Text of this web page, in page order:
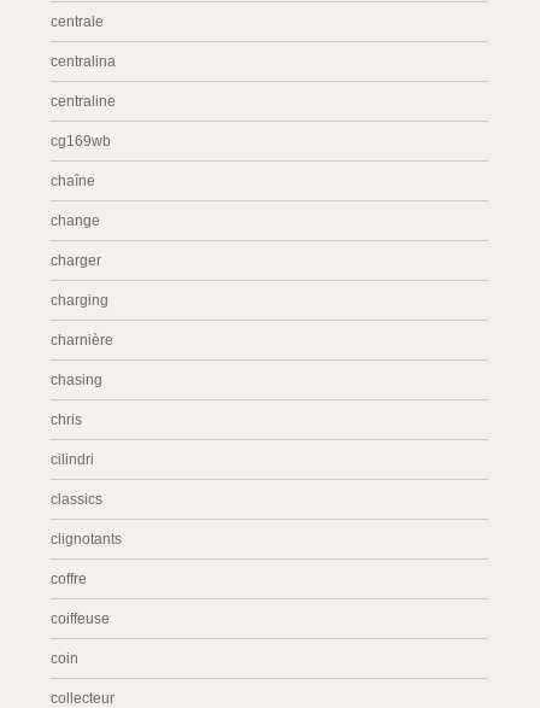
centrale
centralina
centraline
cg169wb
chaîne
change
charger
charging
charnière
chasing
chris
cilindri
classics
clignotants
coffre
coiffeuse
coin
collecteur